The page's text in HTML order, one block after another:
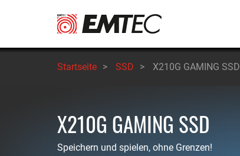
Startseite > SSD > X210G GAMING SSD
X210G GAMING SSD
Speichern und spielen, ohne Grenzen!